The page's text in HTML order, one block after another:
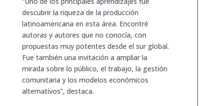
descubrir la riqueza de la producción
latinoamericana en esta área. Encontré
autoras y autores que no conocía, con
propuestas muy potentes desde el sur global.
Fue también una invitación a ampliar la
mirada sobre lo público, el trabajo, la gestión
comunitaria y los modelos económicos
alternativos”, destaca.